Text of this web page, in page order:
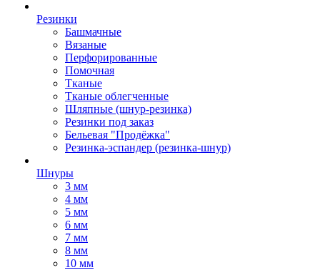
Резинки
Башмачные
Вязаные
Перфорированные
Помочная
Тканые
Тканые облегченные
Шляпные (шнур-резинка)
Резинки под заказ
Бельевая "Продёжка"
Резинка-эспандер (резинка-шнур)
Шнуры
3 мм
4 мм
5 мм
6 мм
7 мм
8 мм
10 мм